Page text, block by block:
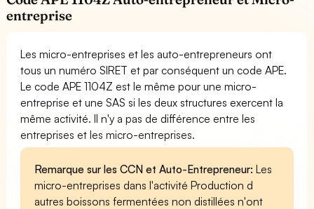
entreprise
Les micro-entreprises et les auto-entrepreneurs ont
tous un numéro SIRET et par conséquent un code APE.
Le code APE 1104Z est le même pour une micro-
entreprise et une SAS si les deux structures exercent la
même activité. Il n'y a pas de différence entre les
entreprises et les micro-entreprises.
Remarque sur les CCN et Auto-Entrepreneur: Les
micro-entreprises dans l'activité Production d
autres boissons fermentées non distillées n'ont